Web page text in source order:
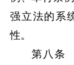
强立法的系
性。
第八条